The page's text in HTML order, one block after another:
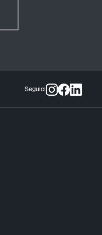
Seguici